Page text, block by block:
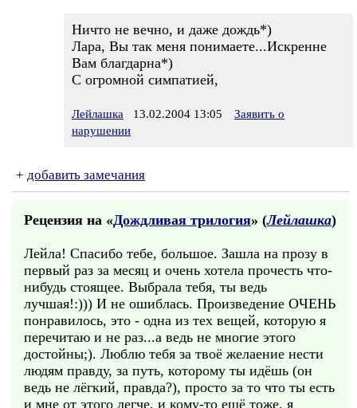
Ничто не вечно, и даже дождь*)
Лара, Вы так меня понимаете...Искренне
Вам благдарна*)
С огромной симпатией,
Лейлашка 13.02.2004 13:05
Заявить о
нарушении
+ добавить замечания
Рецензия на «Дождливая трилогия» (Лейлашка)
Лейла! Спасибо тебе, большое. Зашла на прозу в
первый раз за месяц и очень хотела прочесть что-
нибудь стоящее. Выбрала тебя, ты ведь
лучшая!:))) И не ошиблась. Произведение ОЧЕНЬ
понравилось, это - одна из тех вещей, которую я
перечитаю и не раз...а ведь не многие этого
достойны;). Люблю тебя за твоё желаение нести
людям правду, за путь, которому ты идёшь (он
ведь не лёгкий, правда?), просто за то что ты есть
и мне от этого легче, и кому-то ещё тоже, я